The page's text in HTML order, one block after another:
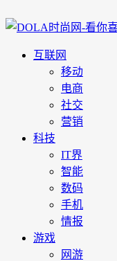
互联网
移动
电商
社交
营销
科技
IT界
智能
数码
手机
情报
游戏
网游